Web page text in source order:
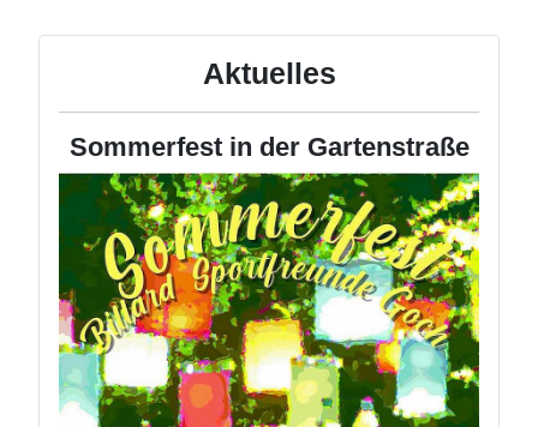
Aktuelles
Sommerfest in der Gartenstraße